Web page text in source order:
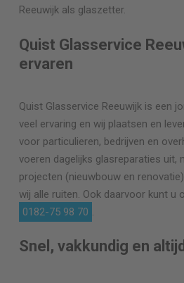
Reeuwijk als glaszetter.
Quist Glasservice
ervaren
Quist Glasservice Reeuwijk is een
veel ervaring en wij plaatsen en
voor particulieren, bedrijven en
voeren dagelijks glasreparaties uit,
projecten (nieuwbouw en
wij alle ruiten. Ook daarvoor kunt u
0182-75 98 70 .
Snel, vakkundig en